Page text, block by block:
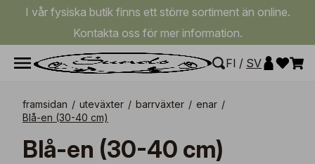
I vår fysiska butik finns ett större sortiment än online.
Kontakta oss för mer information.
FI / SV
framsidan / uteväxter / barrväxter / enar /
Blå-en (30-40 cm)
Blå-en (30-40 cm)